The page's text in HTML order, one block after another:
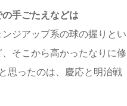
手ごたえなどは
ジアップ系の球の握りとい
そこから高かったなりに修
思ったのは、慶応と明治戦